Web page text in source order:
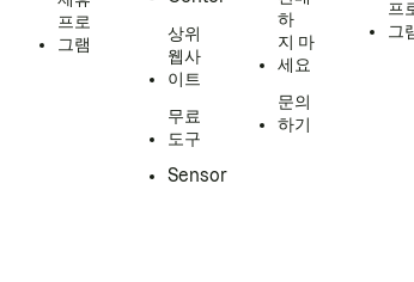
프로
그램
상위
웹사
이트
무료
도구
Sensor
하
지 마
세요
문의
하기
프
그